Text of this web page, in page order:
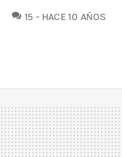
15 COMENTARIOS
HACE 10 AÑOS